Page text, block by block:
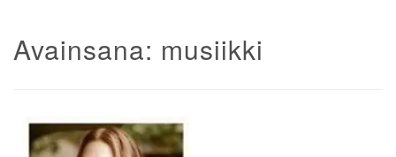
Avainsana: musiikki